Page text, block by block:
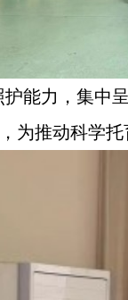
能力，集中
为推动科学